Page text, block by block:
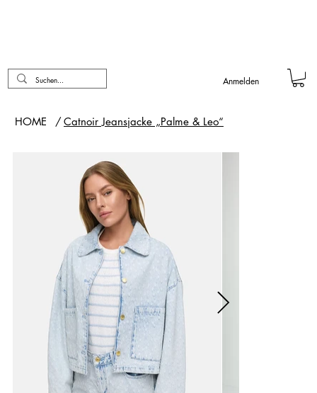
Anmelden
HOME / Catnoir Jeansjacke „Palme & Leo“